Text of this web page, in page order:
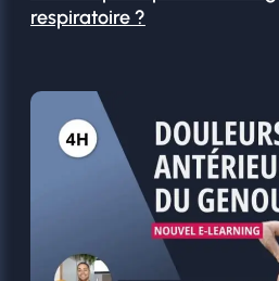
respiratoire ?